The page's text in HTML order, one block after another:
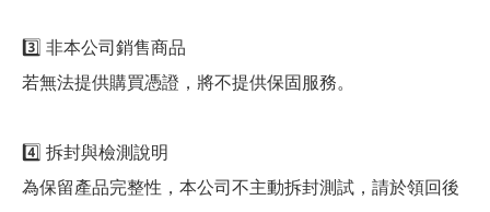
3️⃣ 非本公司銷售商品
若無法提供購買憑證，將不提供保固服務。
4️⃣ 拆封與檢測說明
為保留產品完整性，本公司不主動拆封測試，請於領回後